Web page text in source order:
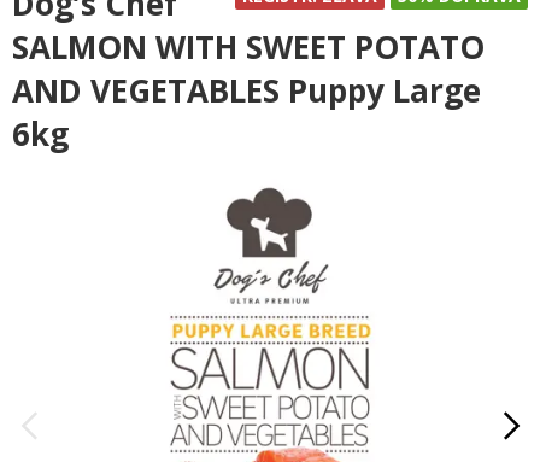
SALMON WITH SWEET POTATO
AND VEGETABLES Puppy Large
6kg